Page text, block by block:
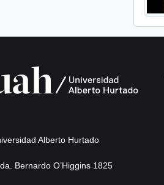
Alberto Hurtado
Bernardo O’Higgins 1825